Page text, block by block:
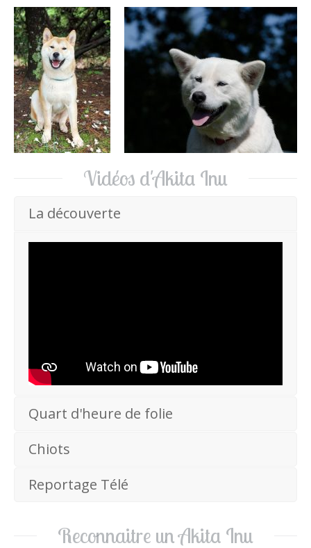
Vidéos d'Akita Inu
La découverte
Quart d'heure de folie
Chiots
Reportage Télé
Reconnaitre un Akita Inu